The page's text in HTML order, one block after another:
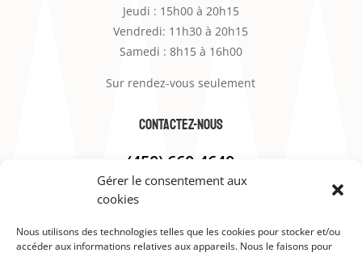
Gérer le consentement aux
cookies
Nous utilisons des technologies telles que les cookies pour stocker et/ou
accéder aux informations relatives aux appareils. Nous le faisons pour
Jeudi : 15h00 à 20h15
Vendredi: 11h30 à 20h15
Samedi : 8h15 à 16h00
Sur rendez-vous seulement
contactez-nous
(450) 660-4640
chezericbarbier@gmail.com
Politique de confidentialité